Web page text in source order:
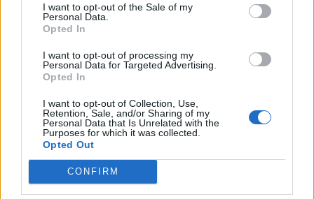
I want to opt-out of the Sale of my
Personal Data.
Opted In
I want to opt-out of processing my
Personal Data for Targeted Advertising.
Opted In
I want to opt-out of Collection, Use,
Retention, Sale, and/or Sharing of my
Personal Data that Is Unrelated with the
Purposes for which it was collected.
Opted Out
CONFIRM
Chiude ad Azzio la provinciale 45 per i
lavori del sottopasso: viabilità
modificata fino al 12 agosto